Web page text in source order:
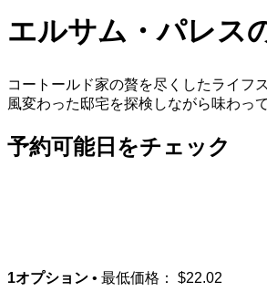
エルサム・パレス
コートールド家の贅を尽くしたライフ
風変わった邸宅を探検しながら味わっ
予約可能日をチェック
1オプション • 最低価格： $22.02